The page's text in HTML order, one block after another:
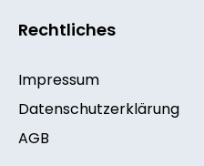
Rechtliches
Impressum
Datenschutzerklärung
AGB